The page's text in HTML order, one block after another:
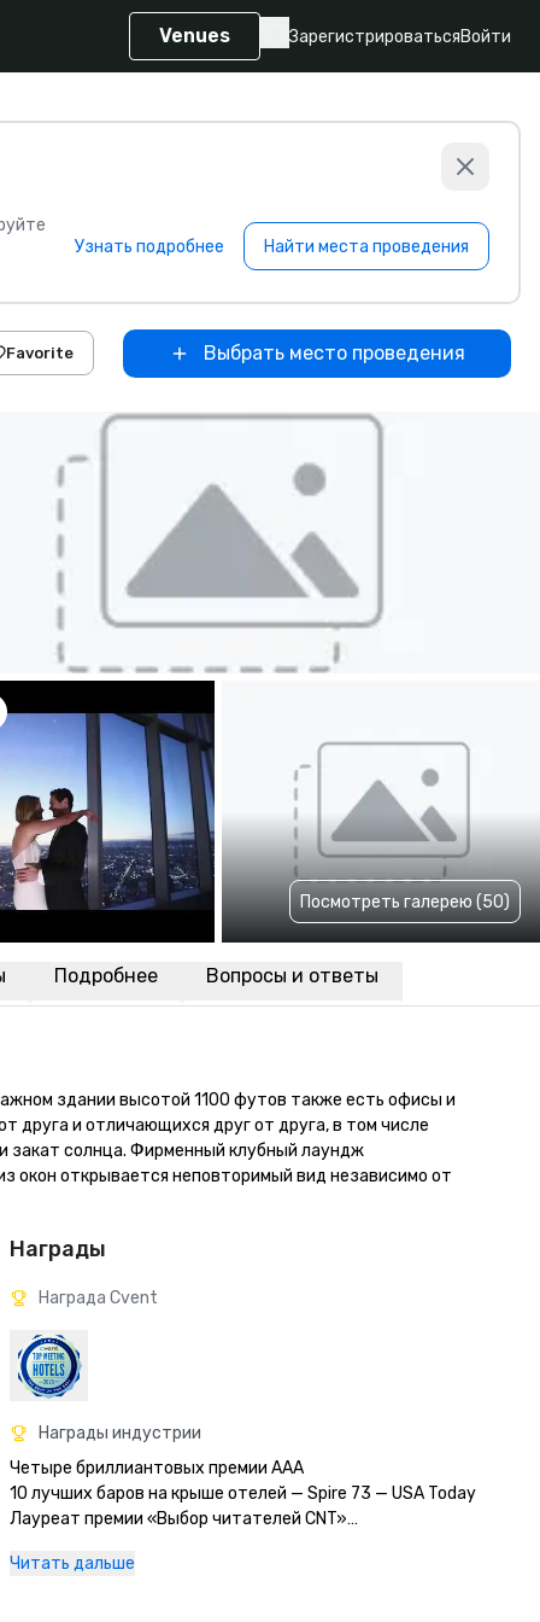
Venues ЗарегистрироватьсяВойти
Узнать подробнее Найти места проведения
Favorite Выбрать место проведения
Посмотреть галерею (50)
Подробнее Вопросы и ответы
здании высотой 1100 футов также есть офисы и
друга и отличающихся друг от друга, в том числе
закат солнца. Фирменный клубный лаундж
окон открывается неповторимый вид независимо от
Награды
Награда Cvent
Награды индустрии
Четыре бриллиантовых премии AAA
10 лучших баров на крыше отелей — Spire 73 — USA Today
Лауреат премии «Выбор читателей CNT»
лучших отелей Лос-Анджелеса
Читать дальше